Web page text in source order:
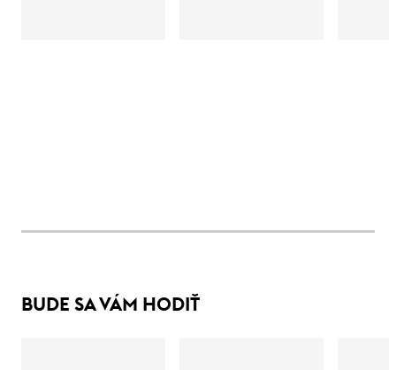
BUDE SA VÁM HODIŤ